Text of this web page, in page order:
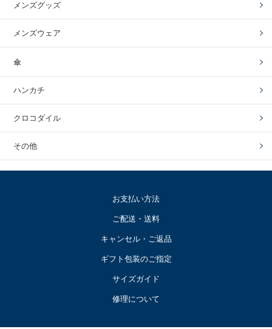
メンズグッズ
メンズウェア
傘
ハンカチ
クロコダイル
その他
お支払い方法
ご配送・送料
キャンセル・ご返品
ギフト包装のご指定
サイズガイド
修理について